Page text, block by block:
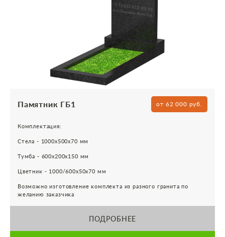
Памятник ГБ1 от 62 000 руб.
Комплектация:
Стела - 1000х500х70 мм
Тумба - 600х200х150 мм
Цветник - 1000/600х50х70 мм
Возможно изготовление комплекта из разного гранита по
желанию заказчика
ПОДРОБНЕЕ